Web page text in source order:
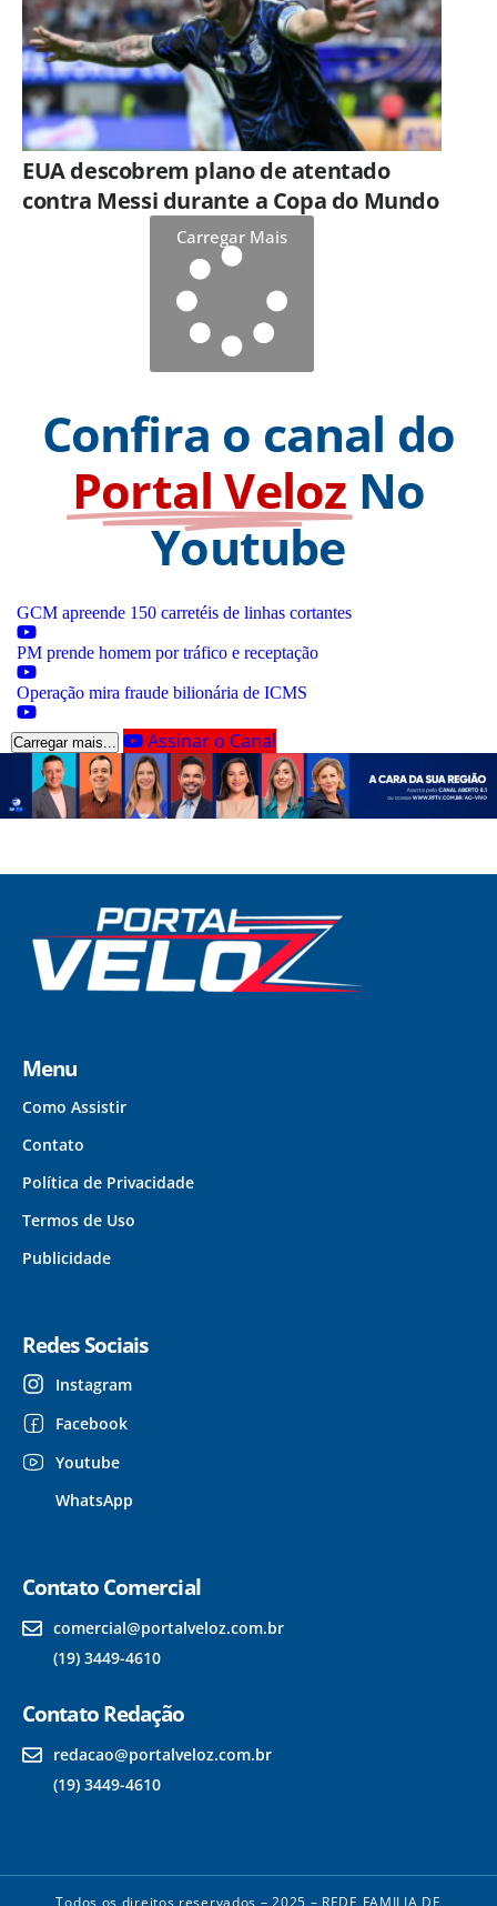
EUA descobrem plano de atentado
contra Messi durante a Copa do Mundo
Carregar Mais
Confira o canal do
Portal Veloz No
Youtube
GCM apreende 150 carretéis de linhas cortantes
PM prende homem por tráfico e receptação
Operação mira fraude bilionária de ICMS
Carregar mais... Assinar o Canal
Menu
Como Assistir
Contato
Política de Privacidade
Termos de Uso
Publicidade
Redes Sociais
Instagram
Facebook
Youtube
WhatsApp
Contato Comercial
comercial@portalveloz.com.br
(19) 3449-4610
Contato Redação
redacao@portalveloz.com.br
(19) 3449-4610
Todos os direitos reservados – 2025 – REDE FAMILIA DE